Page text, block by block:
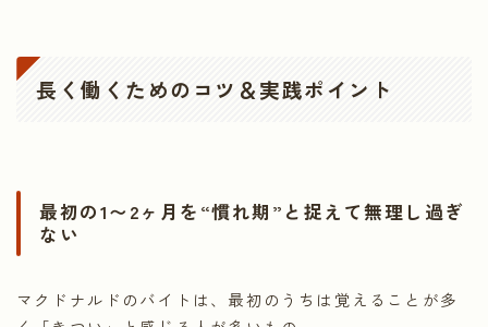
長く働くためのコツ＆実践ポイント
最初の1〜2ヶ月を“慣れ期”と捉えて無理し過ぎ
ない
マクドナルドのバイトは、最初のうちは覚えることが多